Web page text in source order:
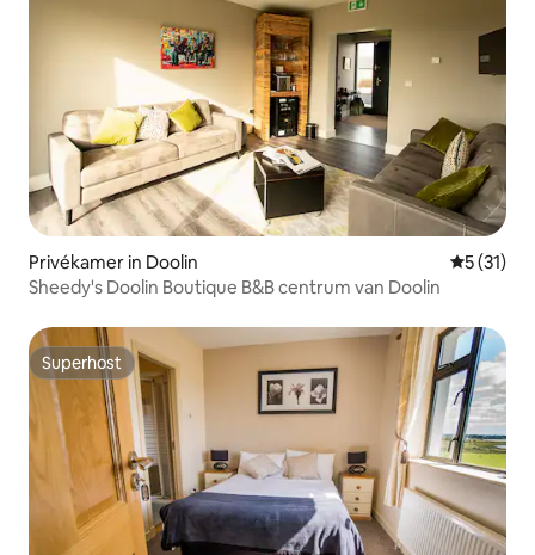
Privékamer in Doolin
5 (31)
Sheedy's Doolin Boutique B&B centrum van Doolin
Superhost
Superhost